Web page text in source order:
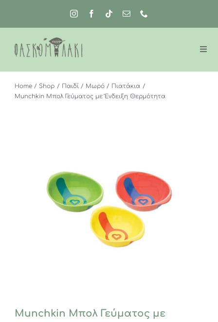
περιεχόμενο
Home Shop Παιδί Μωρό
Πιατάκια
Munchkin Μπολ Γεύματος με Ένδειξη Θερμότητα
Munchkin Μπολ Γεύματος με